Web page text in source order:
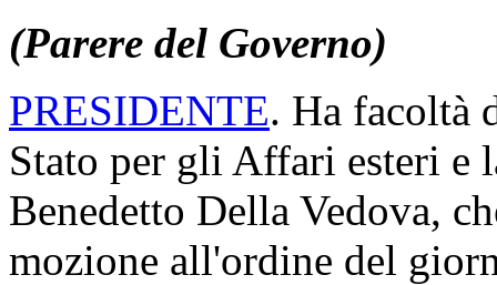
(Parere del Governo)
PRESIDENTE. Ha facoltà
Stato per gli Affari esteri e
Benedetto Della Vedova,
mozione all'ordine del